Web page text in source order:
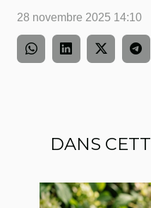
28 novembre 2025 14:10
DANS